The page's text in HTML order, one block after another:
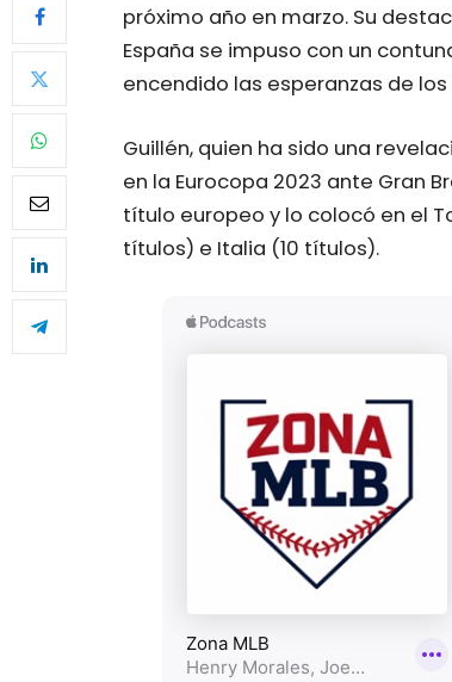
próximo año en marzo. Su
España se impuso con un
encendido las esperanzas de
Guillén, quien ha sido una
en la Eurocopa 2023 ante Gran
título europeo y lo colocó en el
títulos) e Italia (10 títulos).